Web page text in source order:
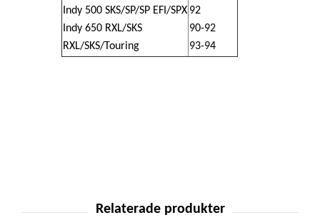
Indy 500 SKS/SP/SP EFI/SPX
Indy 650 RXL/SKS
RXL/SKS/Touring
92
90-92
93-94